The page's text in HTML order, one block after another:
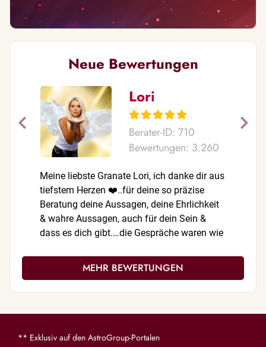
Neue Bewertungen
Lori
Berater-ID: 710
Bewertungen: 3.260
Meine liebste Granate Lori, ich danke dir aus
tiefstem Herzen ❤️..für deine so präzise
Beratung deine Aussagen, deine Ehrlichkeit
& wahre Aussagen, auch für dein Sein &
dass es dich gibt.…die Gespräche waren wie
Deine 1A Beratungen geben mir immer
wieder die Klarheit wie es weitergeht. Du
hilfst mir immer wenn ich Angst habe! Egal
auch immer EINGETROFFEN!! Hdl ❤️❤️
Danke
Art &
glaube
MEHR BEWERTUNGEN
** Exklusiv auf den AstroGroup-Portalen